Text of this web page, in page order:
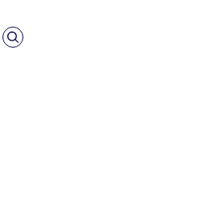
Zoeken